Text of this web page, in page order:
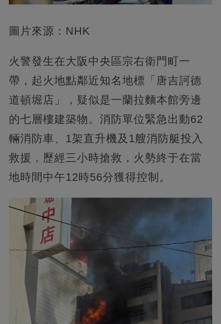
圖片來源：NHK
火警發生在大阪中央區宗右衛門町一
帶，起火地點鄰近知名地標「唐吉訶德
道頓堀店」，疑似是一蘭拉麵本館旁邊
的七層樓建築物。消防單位緊急出動62
輛消防車、1架直升機及1艘消防艇投入
救援，歷經三小時搶救，火勢終于在當
地時間中午12時56分獲得控制。